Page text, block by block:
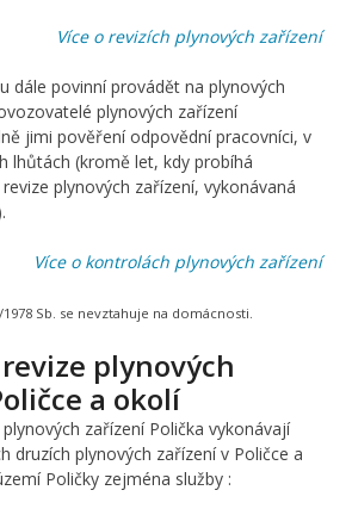
Více o revizích plynových zařízení
dále povinní provádět na plynových
plynových zařízení
jimi pověření odpovědní pracovníci, v
lhůtách (kromě let, kdy probíhá
plynových zařízení, vykonávaná
Více o kontrolách plynových zařízení
1978 Sb. se nevztahuje na domácnosti.
plynových
a okolí
zařízení Polička vykonávají
druzích plynových zařízení v Poličce a
Poličky zejména služby :